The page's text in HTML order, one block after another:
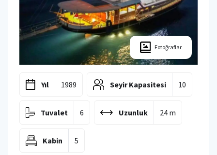
Fotoğraflar
Yıl 1989 Seyir Kapasitesi 10
Tuvalet 6 Uzunluk 24 m
Kabin 5